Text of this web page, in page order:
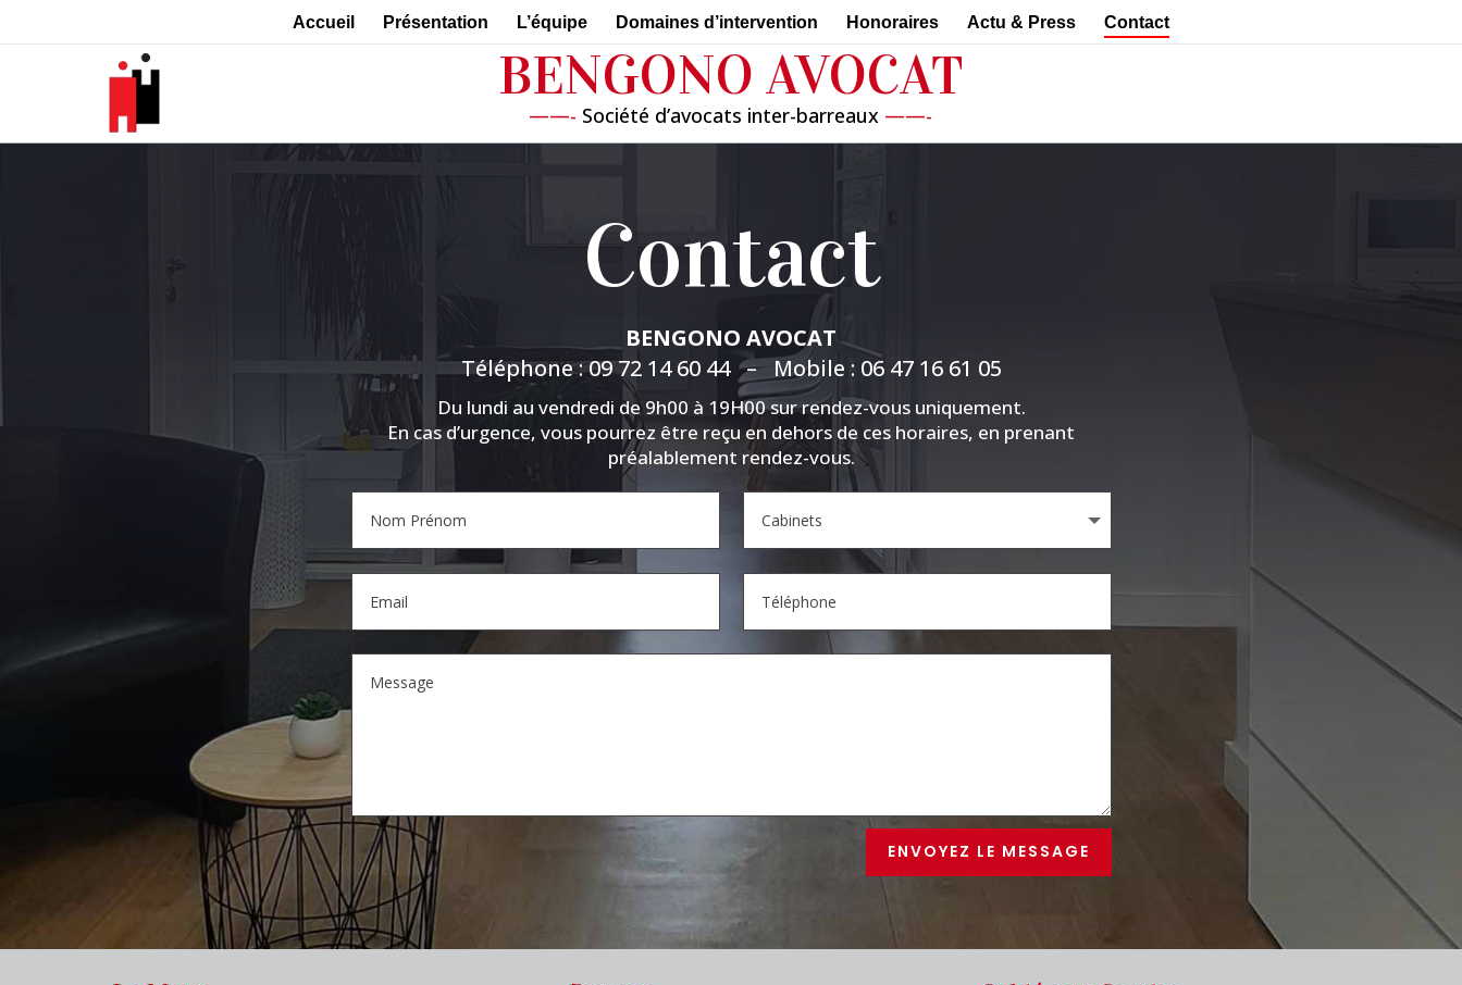
Accueil Présentation L’équipe Domaines d’intervention Honoraires Actu & Press Contact
BENGONO AVOCAT
——- Société d’avocats inter-barreaux ——-
BENGONO AVOCAT
——- Société d’avocats inter-barreaux ——-
Contact
BENGONO AVOCAT
Téléphone :09 72 14 60 44– Mobile : 06 47 16 61 05
Du lundi au vendredi de 9h00 à 19H00 sur rendez-vous uniquement.
En cas d’urgence, vous pourrez être reçu en dehors de ces horaires, en prenant
préalablement rendez-vous.
ENVOYEZ LE MESSAGE